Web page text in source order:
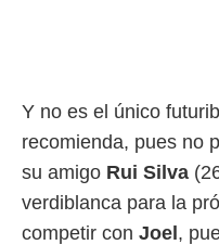
Y no es el único
recomienda, pues no
su amigo Rui Silva
verdiblanca para la
competir con Joel,